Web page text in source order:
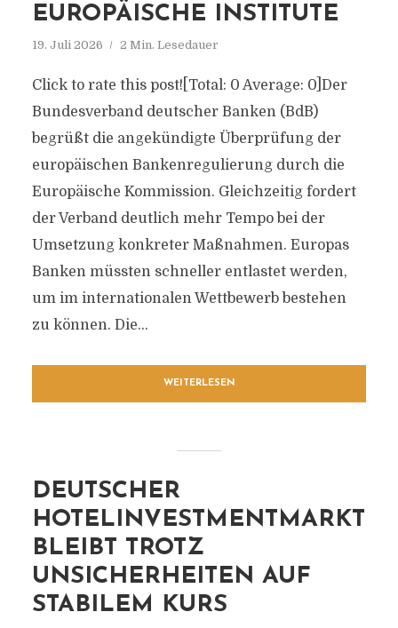
EUROPÄISCHE INSTITUTE
19. Juli 2026 2 Min. Lesedauer
Click to rate this post![Total: 0 Average: 0]Der
Bundesverband deutscher Banken (BdB)
begrüßt die angekündigte Überprüfung der
europäischen Bankenregulierung durch die
Europäische Kommission. Gleichzeitig fordert
der Verband deutlich mehr Tempo bei der
Umsetzung konkreter Maßnahmen. Europas
Banken müssten schneller entlastet werden,
um im internationalen Wettbewerb bestehen
zu können. Die...
WEITERLESEN
DEUTSCHER
HOTELINVESTMENTMARKT
BLEIBT TROTZ
UNSICHERHEITEN AUF
STABILEM KURS